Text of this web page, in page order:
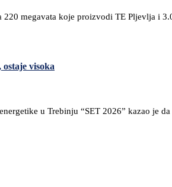
megavata koje proizvodi TE Pljevlja i
visoka
u Trebinju “SET 2026” kazao je